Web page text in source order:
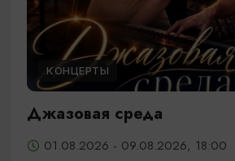
КОНЦЕРТЫ
Джазовая среда
01.08.2026 - 09.08.2026, 18:00